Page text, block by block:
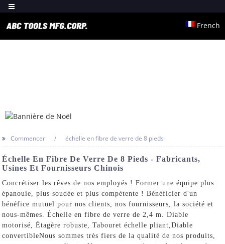
French
Commencer échelle en fibre de verre de 8 pieds
Échelle En Fibre De Verre De 8 Pieds - Fabricants,
Usines Et Fournisseurs Chinois
Concrétiser les rêves de nos employés ! Former une équipe plus
épanouie, plus soudée et plus compétente ! Bénéficier d'un
bénéfice mutuel pour nos clients, nos fournisseurs, la société et
nous-mêmes. Échelle en fibre de verre de 2,4 m.Diable
motorisé ,Étagère robuste ,Tabouret échelle pliant ,Diable
convertibleNous sommes très fiers de la qualité de nos produits,